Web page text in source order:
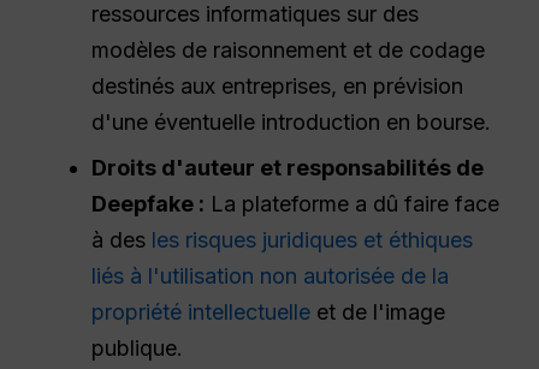
ressources informatiques sur des
modèles de raisonnement et de codage
destinés aux entreprises, en prévision
d'une éventuelle introduction en bourse.
Droits d'auteur et responsabilités de
Deepfake : La plateforme a dû faire face
à des les risques juridiques et éthiques
liés à l'utilisation non autorisée de la
propriété intellectuelle et de l'image
publique.